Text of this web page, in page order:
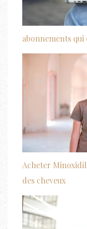
abonnements
Acheter
des cheveux